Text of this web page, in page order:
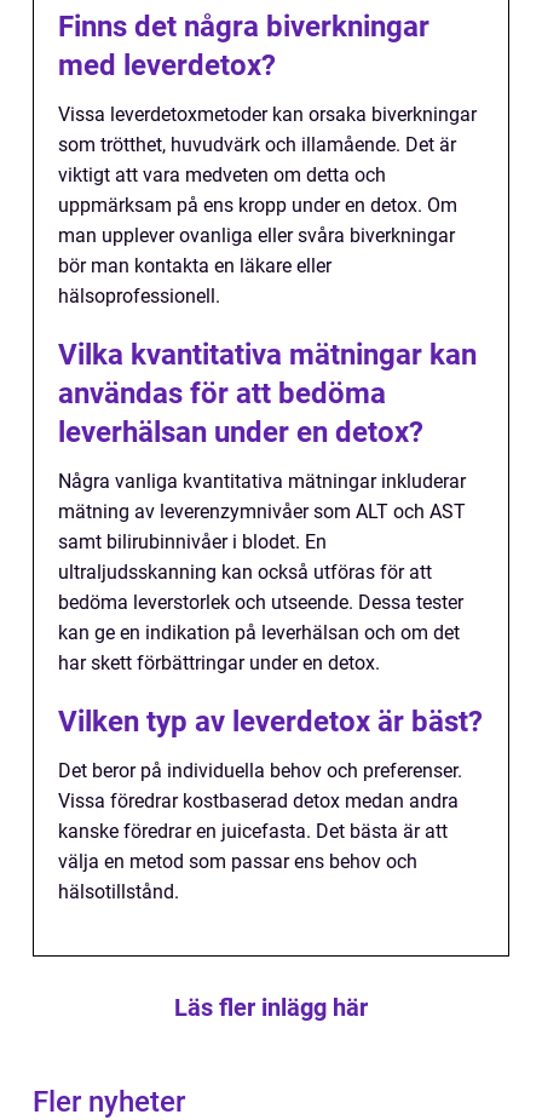
Finns det några biverkningar
med leverdetox?
Vissa leverdetoxmetoder kan orsaka biverkningar
som trötthet, huvudvärk och illamående. Det är
viktigt att vara medveten om detta och
uppmärksam på ens kropp under en detox. Om
man upplever ovanliga eller svåra biverkningar
bör man kontakta en läkare eller
hälsoprofessionell.
Vilka kvantitativa mätningar kan
användas för att bedöma
leverhälsan under en detox?
Några vanliga kvantitativa mätningar inkluderar
mätning av leverenzymnivåer som ALT och AST
samt bilirubinnivåer i blodet. En
ultraljudsskanning kan också utföras för att
bedöma leverstorlek och utseende. Dessa tester
kan ge en indikation på leverhälsan och om det
har skett förbättringar under en detox.
Vilken typ av leverdetox är bäst?
Det beror på individuella behov och preferenser.
Vissa föredrar kostbaserad detox medan andra
kanske föredrar en juicefasta. Det bästa är att
välja en metod som passar ens behov och
hälsotillstånd.
Läs fler inlägg här
Fler nyheter